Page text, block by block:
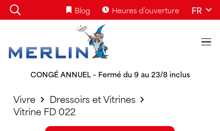
Blog Heures d’ouverture FR
CONGÉ ANNUEL – Fermé du 9 au 23/8 inclus
Vivre
Dressoirs et Vitrines
Vitrine FD 022